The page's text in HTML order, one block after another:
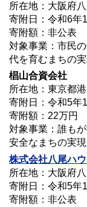
所在地：大阪府
寄附日：令和6年
寄附額：非公表
対象事業：市民
代を育むまちの
椙山合資会社
所在地：東京都
寄附日：令和5年
寄附額：22万円
対象事業：誰も
安全なまちの実
株式会社八尾ハ
所在地：大阪府
寄附日：令和5年
寄附額：非公表